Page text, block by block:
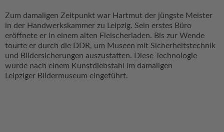
Zum damaligen Zeitpunkt war Hartmut der jüngste Meister
in der Handwerkskammer zu Leipzig. Sein erstes Büro
eröffnete er in einem alten Fleischerladen. Bis zur Wende
tourte er durch die DDR, um Museen mit Sicherheitstechnik
und Bildersicherungen auszustatten. Diese Technologie
wurde nach einem Kunstdiebstahl im damaligen
Leipziger Bildermuseum eingeführt.